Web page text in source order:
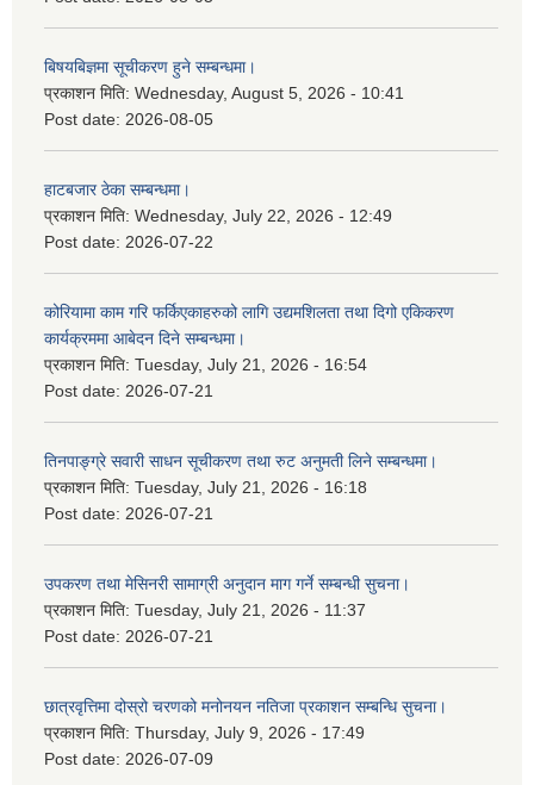
बिषयबिज्ञमा सूचीकरण हुने सम्बन्धमा।
प्रकाशन मिति: Wednesday, August 5, 2026 - 10:41
Post date: 2026-08-05
हाटबजार ठेका सम्बन्धमा।
प्रकाशन मिति: Wednesday, July 22, 2026 - 12:49
Post date: 2026-07-22
कोरियामा काम गरि फर्किएकाहरुको लागि उद्यमशिलता तथा दिगो एकिकरण
कार्यक्रममा आबेदन दिने सम्बन्धमा।
प्रकाशन मिति: Tuesday, July 21, 2026 - 16:54
Post date: 2026-07-21
तिनपाङ्ग्रे सवारी साधन सूचीकरण तथा रुट अनुमती लिने सम्बन्धमा।
प्रकाशन मिति: Tuesday, July 21, 2026 - 16:18
Post date: 2026-07-21
उपकरण तथा मेसिनरी सामाग्री अनुदान माग गर्ने सम्बन्धी सुचना।
प्रकाशन मिति: Tuesday, July 21, 2026 - 11:37
Post date: 2026-07-21
छात्रवृत्तिमा दोस्रो चरणको मनोनयन नतिजा प्रकाशन सम्बन्धि सुचना।
प्रकाशन मिति: Thursday, July 9, 2026 - 17:49
Post date: 2026-07-09